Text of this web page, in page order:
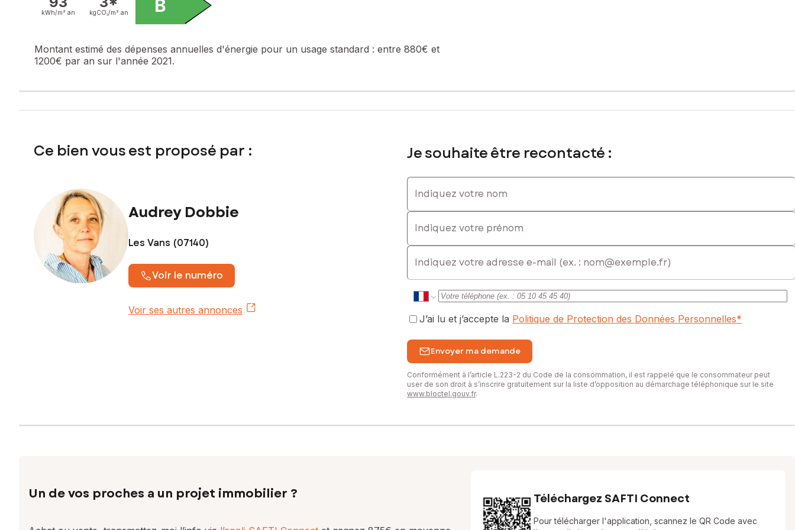
kWh/m². an kgCO₂/m². an B
Montant estimé des dépenses annuelles d'énergie pour un usage standard : entre 880€ et
1200€ par an sur l'année 2021.
Ce bien vous est proposé par :
Audrey Dobbie
Les Vans (07140)
Voir le numéro
Voir ses autres annonces
Je souhaite être recontacté :
Indiquez votre nom
Indiquez votre prénom
E-mail
J’ai lu et j’accepte la Politique de Protection des Données Personnelles*
Envoyer ma demande
Conformément à l’article L.223-2 du Code de la consommation, il est rappelé que le consommateur peut
user de son droit à s’inscrire gratuitement sur la liste d’opposition au démarchage téléphonique sur le site
www.bloctel.gouv.fr.
Un de vos proches a un projet immobilier ? Téléchargez SAFTI Connect
Pour télécharger l'application, scannez le QR Code avec